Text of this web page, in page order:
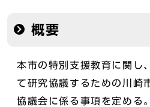
概要
本市の特別支援教育に関し
て研究協議するための川崎
協議会に係る事項を定める。